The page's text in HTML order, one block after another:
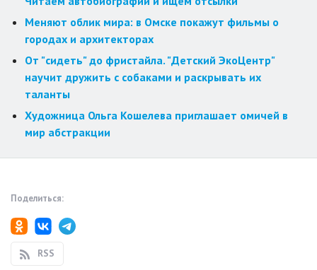
Меняют облик мира: в Омске покажут фильмы о
городах и архитекторах
От "сидеть" до фристайла. "Детский ЭкоЦентр"
научит дружить с собаками и раскрывать их
таланты
Художница Ольга Кошелева приглашает омичей в
мир абстракции
Поделиться:
RSS